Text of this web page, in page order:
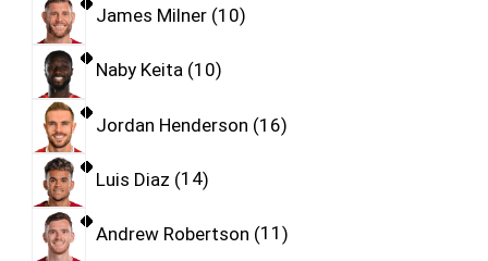
James Milner 10
Naby Keita 10
Jordan Henderson 16
Luis Diaz 14
Andrew Robertson 11